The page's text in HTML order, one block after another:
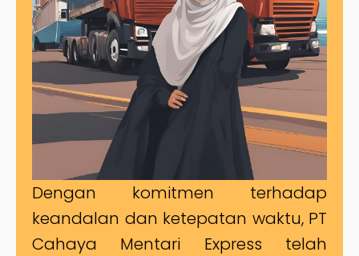
Dengan komitmen terhadap
keandalan dan ketepatan waktu, PT
Cahaya Mentari Express telah